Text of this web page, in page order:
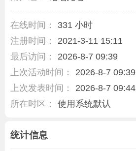
在线时间：
331 小时
注册时间：
2021-3-11 15:11
最后访问：
2026-8-7 09:39
上次活动时间：
2026-8-7 09:39
上次发表时间：
2026-8-7 09:44
所在时区：
使用系统默认
统计信息